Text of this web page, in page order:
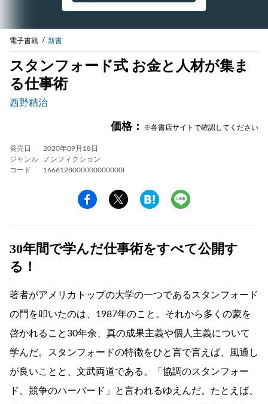
電子書籍 新書
スタンフォード式 お金と人材が集ま
る仕事術
西野精治
価格： ※各書店サイトで確認してください
発売日
2020年09月18日
ジャンル
ノンフィクション
コード
1666128000000000000I
30年間で学んだ仕事術をすべて公開す
る！
著者がアメリカトップの大学の一つであるスタンフォード
の門を叩いたのは、1987年のこと。それから多くの蒙を
啓かれること30年余、真の成果主義や個人主義について
学んだ。スタンフォードの特徴をひと言で言えば、風通し
が良いことと、文武両道である。「協調のスタンフォー
ド、競争のハーバード」と言われるゆえんだ。たとえば、